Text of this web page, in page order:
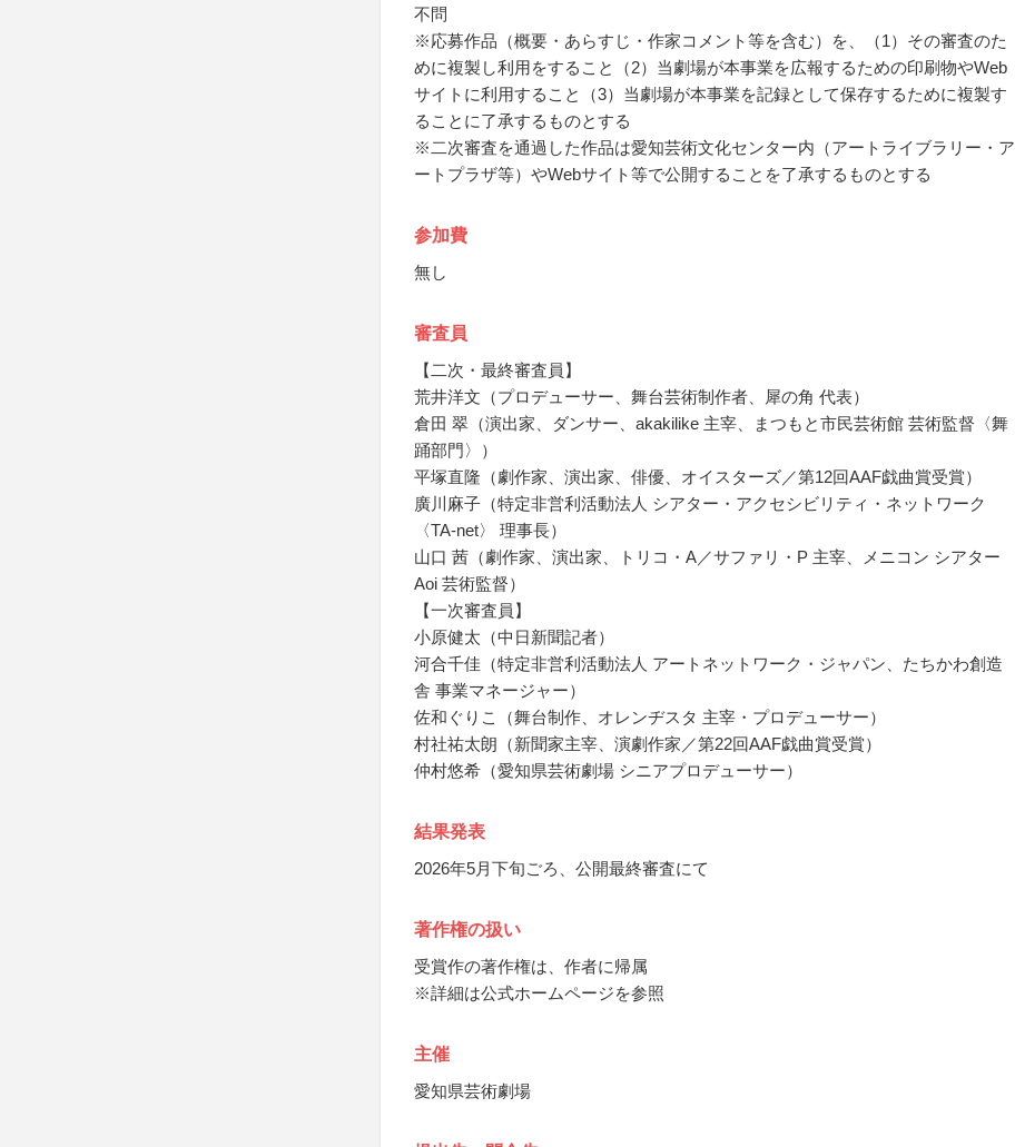
不問
※応募作品（概要・あらすじ・作家コメント等を含む）を、（1）その審査のた
めに複製し利用をすること（2）当劇場が本事業を広報するための印刷物やWeb
サイトに利用すること（3）当劇場が本事業を記録として保存するために複製す
ることに了承するものとする
※二次審査を通過した作品は愛知芸術文化センター内（アートライブラリー・ア
ートプラザ等）やWebサイト等で公開することを了承するものとする
参加費
無し
審査員
【二次・最終審査員】
荒井洋文（プロデューサー、舞台芸術制作者、犀の角 代表）
倉田 翠（演出家、ダンサー、akakilike 主宰、まつもと市民芸術館 芸術監督〈舞
踊部門〉）
平塚直隆（劇作家、演出家、俳優、オイスターズ／第12回AAF戯曲賞受賞）
廣川麻子（特定非営利活動法人 シアター・アクセシビリティ・ネットワーク
〈TA-net〉 理事長）
山口 茜（劇作家、演出家、トリコ・A／サファリ・P 主宰、メニコン シアター
Aoi 芸術監督）
【一次審査員】
小原健太（中日新聞記者）
河合千佳（特定非営利活動法人 アートネットワーク・ジャパン、たちかわ創造
舎 事業マネージャー）
佐和ぐりこ（舞台制作、オレンヂスタ 主宰・プロデューサー）
村社祐太朗（新聞家主宰、演劇作家／第22回AAF戯曲賞受賞）
仲村悠希（愛知県芸術劇場 シニアプロデューサー）
結果発表
2026年5月下旬ごろ、公開最終審査にて
著作権の扱い
受賞作の著作権は、作者に帰属
※詳細は公式ホームページを参照
主催
愛知県芸術劇場